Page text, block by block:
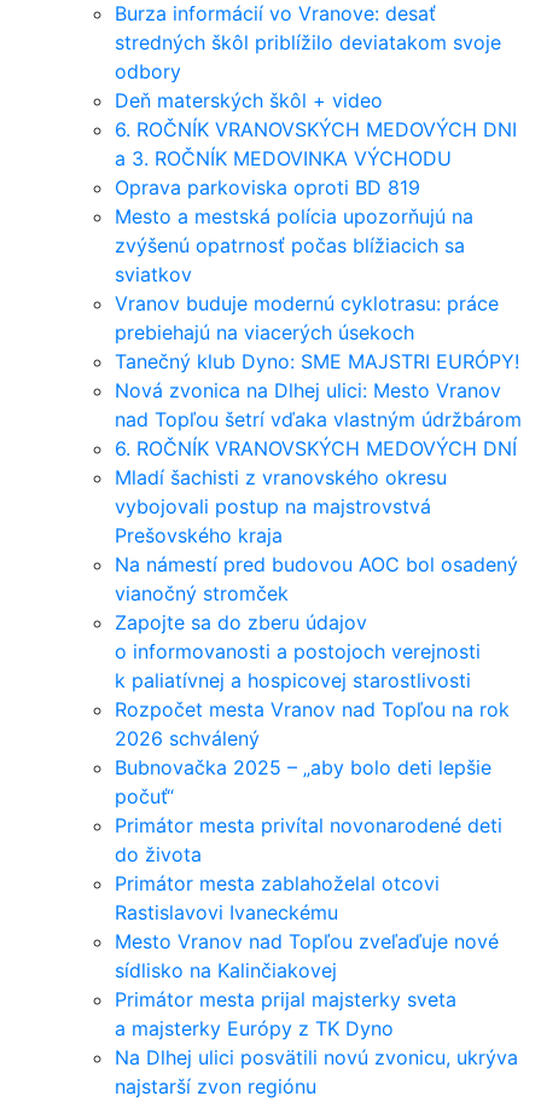
Burza informácií vo Vranove: desať
stredných škôl priblížilo deviatakom svoje
odbory
Deň materských škôl + video
6. ROČNÍK VRANOVSKÝCH MEDOVÝCH DNI
a 3. ROČNÍK MEDOVINKA VÝCHODU
Oprava parkoviska oproti BD 819
Mesto a mestská polícia upozorňujú na
zvýšenú opatrnosť počas blížiacich sa
sviatkov
Vranov buduje modernú cyklotrasu: práce
prebiehajú na viacerých úsekoch
Tanečný klub Dyno: SME MAJSTRI EURÓPY!
Nová zvonica na Dlhej ulici: Mesto Vranov
nad Topľou šetrí vďaka vlastným údržbárom
6. ROČNÍK VRANOVSKÝCH MEDOVÝCH DNÍ
Mladí šachisti z vranovského okresu
vybojovali postup na majstrovstvá
Prešovského kraja
Na námestí pred budovou AOC bol osadený
vianočný stromček
Zapojte sa do zberu údajov
o informovanosti a postojoch verejnosti
k paliatívnej a hospicovej starostlivosti
Rozpočet mesta Vranov nad Topľou na rok
2026 schválený
Bubnovačka 2025 – „aby bolo deti lepšie
počuť“
Primátor mesta privítal novonarodené deti
do života
Primátor mesta zablahoželal otcovi
Rastislavovi Ivaneckému
Mesto Vranov nad Topľou zveľaďuje nové
sídlisko na Kalinčiakovej
Primátor mesta prijal majsterky sveta
a majsterky Európy z TK Dyno
Na Dlhej ulici posvätili novú zvonicu, ukrýva
najstarší zvon regiónu